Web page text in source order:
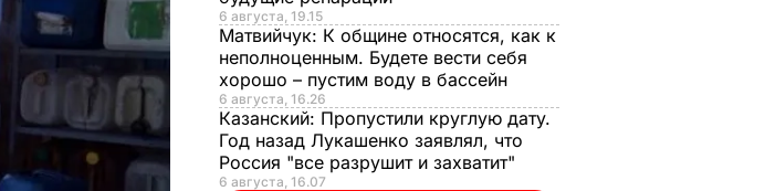
6 августа, 19.15
Матвийчук: К общине относятся, как к
неполноценным. Будете вести себя
хорошо – пустим воду в бассейн
6 августа, 16.26
Казанский: Пропустили круглую дату.
Год назад Лукашенко заявлял, что
Россия "все разрушит и захватит"
6 августа, 16.07